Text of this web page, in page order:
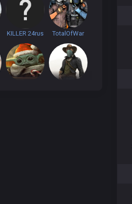
KILLER 24rus TotalOfWar